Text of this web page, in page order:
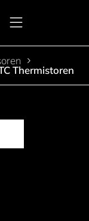
Menü
Thermistoren